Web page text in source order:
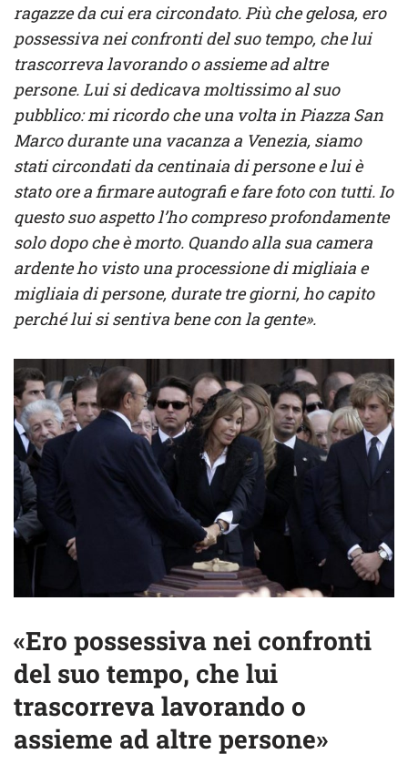
ragazze da cui era circondato. Più che gelosa, ero
possessiva nei confronti del suo tempo, che lui
trascorreva lavorando o assieme ad altre
persone. Lui si dedicava moltissimo al suo
pubblico: mi ricordo che una volta in Piazza San
Marco durante una vacanza a Venezia, siamo
stati circondati da centinaia di persone e lui è
stato ore a firmare autografi e fare foto con tutti. Io
questo suo aspetto l’ho compreso profondamente
solo dopo che è morto. Quando alla sua camera
ardente ho visto una processione di migliaia e
migliaia di persone, durate tre giorni, ho capito
perché lui si sentiva bene con la gente».
«Ero possessiva nei confronti
del suo tempo, che lui
trascorreva lavorando o
assieme ad altre persone»